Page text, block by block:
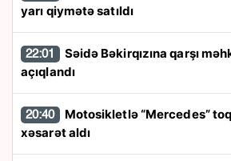
yarı qiymətə satıldı
22:01
açıqlandı
20:40
xəsarət aldı